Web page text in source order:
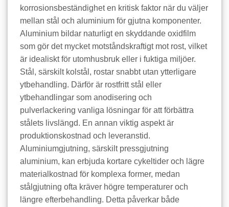
korrosionsbeständighet en kritisk faktor när du väljer
mellan stål och aluminium för gjutna komponenter.
Aluminium bildar naturligt en skyddande oxidfilm
som gör det mycket motståndskraftigt mot rost, vilket
är idealiskt för utomhusbruk eller i fuktiga miljöer.
Stål, särskilt kolstål, rostar snabbt utan ytterligare
ytbehandling. Därför är rostfritt stål eller
ytbehandlingar som anodisering och
pulverlackering vanliga lösningar för att förbättra
stålets livslängd. En annan viktig aspekt är
produktionskostnad och leveranstid.
Aluminiumgjutning, särskilt pressgjutning
aluminium, kan erbjuda kortare cykeltider och lägre
materialkostnad för komplexa former, medan
stålgjutning ofta kräver högre temperaturer och
längre efterbehandling. Detta påverkar både